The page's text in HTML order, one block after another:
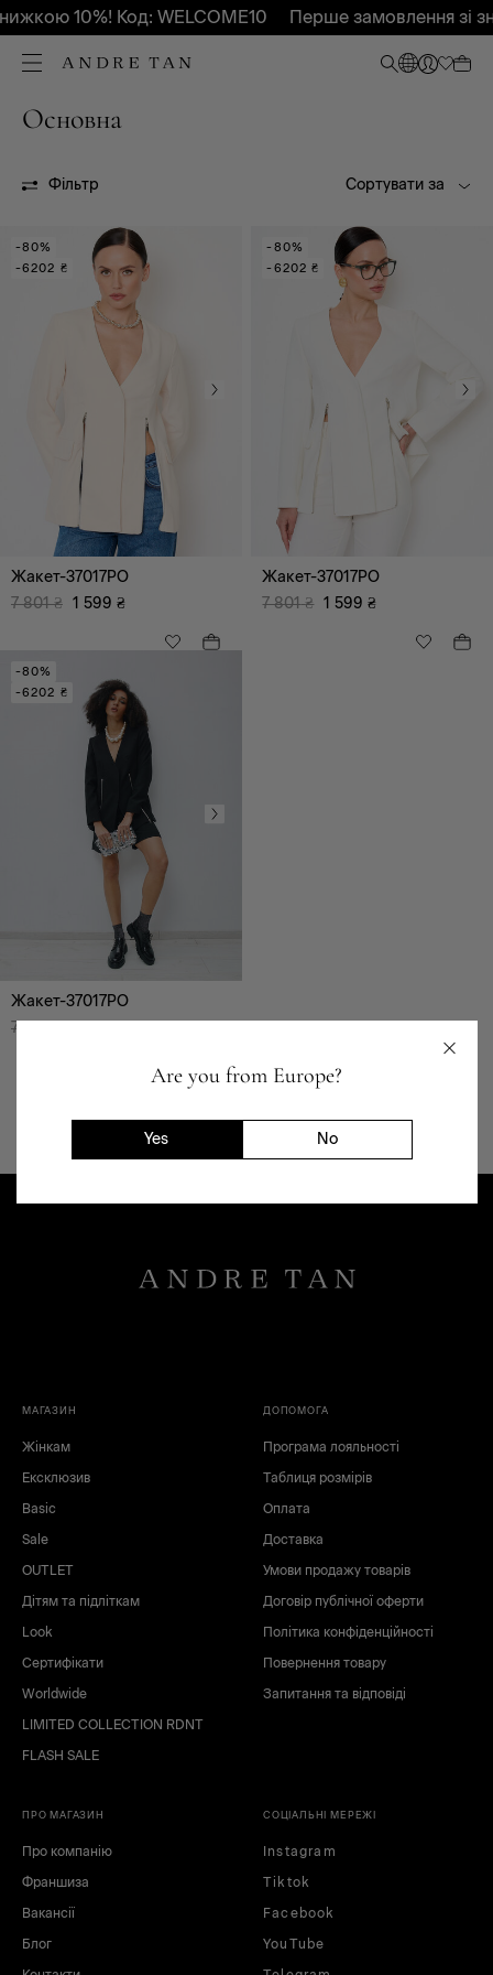
Are you from Europe?
Yes No
10%! Код: WELCOME10 Перше замовлення зі
Основна
Фільтр
Всі
Приталений
Жінкам
чорний білий
Сортувати за
-80%
-6202 ₴
Жакет-37017PO
7 801 ₴ 1 599 ₴
-80%
-6202 ₴
Жакет-37017PO
7 801 ₴ 1 599 ₴
-80%
-6202 ₴
Жакет-37017PO
7 801
МАГАЗИН
Жінкам
Ексклюзив
Basic
Sale
OUTLET
Дітям та підліткам
Look
Сертифікати
Worldwide
LIMITED COLLECTION RDNT
FLASH SALE
ДОПОМОГА
Програма лояльності
Таблиця розмірів
Оплата
Доставка
Умови продажу товарів
Договір публічної оферти
Політика конфіденційності
Повернення товару
Запитання та відповіді
ПРО МАГАЗИН
Про компанію
Франшиза
Вакансії
Блог
СОЦІАЛЬНІ МЕРЕЖІ
Instagram
Tiktok
Facebook
YouTube